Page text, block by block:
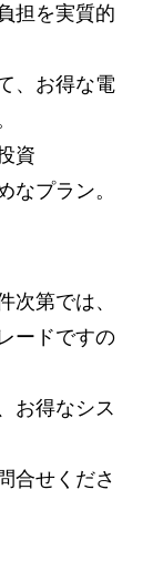
担を実質的
、お得な電
資
なプラン。
次第では、
ードですの
お得なシス
合せくださ